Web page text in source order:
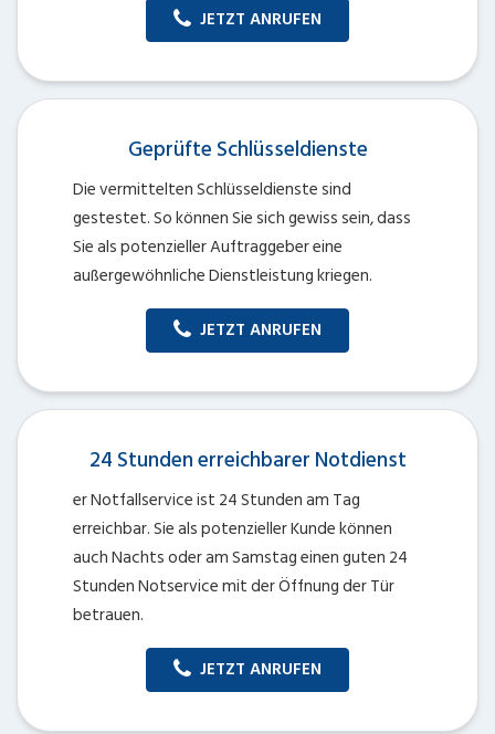
JETZT ANRUFEN
Geprüfte Schlüsseldienste
Die vermittelten Schlüsseldienste sind
gestestet. So können Sie sich gewiss sein, dass
Sie als potenzieller Auftraggeber eine
außergewöhnliche Dienstleistung kriegen.
JETZT ANRUFEN
24 Stunden erreichbarer Notdienst
er Notfallservice ist 24 Stunden am Tag
erreichbar. Sie als potenzieller Kunde können
auch Nachts oder am Samstag einen guten 24
Stunden Notservice mit der Öffnung der Tür
betrauen.
JETZT ANRUFEN